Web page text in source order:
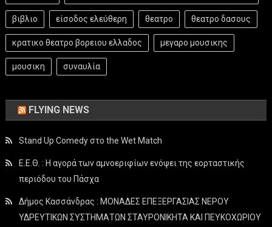
βιβλιο είσοδος ελεύθερη θεατρο θεατρο δασους
κρατικο θεατρο βορειου ελλαδος μεγαρο μουσικης
μουσικη συναυλία
FLYING NEWS
Stand Up Comedy στο the Wet Match
Ε.Ε.Θ. : Η αγορά των αμνοεριφίων ενόψει της εορταστικής
περιόδου του Πάσχα
Δήμος Κασσάνδρας : ΜΟΝΑΔΕΣ ΕΠΕΞΕΡΓΑΣΙΑΣ ΝΕΡΟΥ
ΥΔΡΕΥΤΙΚΩΝ ΣΥΣΤΗΜΑΤΩΝ ΣΤΑΥΡΟΝΙΚΗΤΑ ΚΑΙ ΠΕΥΚΟΧΩΡΙΟΥ